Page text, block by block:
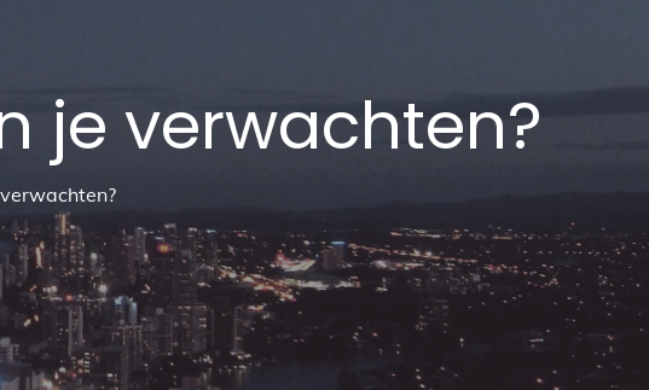
je verwachten?